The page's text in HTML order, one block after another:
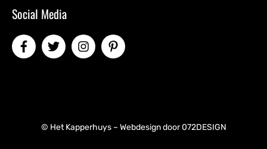
Social Media
© Het Kapperhuys – Webdesign door072DESIGN